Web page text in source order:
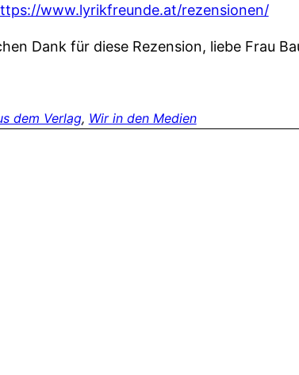
www.lyrikfreunde.at/rezensionen/
Dank für diese Rezension, liebe Frau
dem Verlag, Wir in den Medien